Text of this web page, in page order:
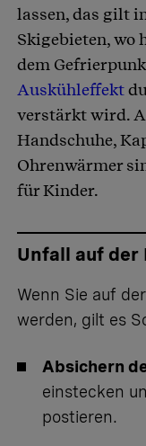
lassen, das gilt
Skigebieten, wo
dem
Auskühleffekt
verstärkt wird.
Handschuhe,
Ohrenwärmer
für Kinder.
Unfall auf der
Wenn Sie auf
werden, gilt es
Absichern
einstecken
postieren.